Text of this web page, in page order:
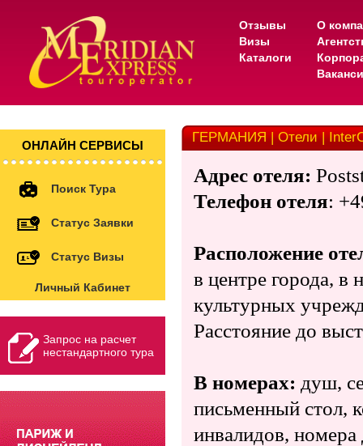
Отзывы
Визы
Каталоги
О
ОНЛАЙН СЕРВИСЫ
Поиск Тура
Статус Заявки
Статус Визы
Личный Кабинет
Запрос на расчет
нестандартного тура
ГЕРМАНИЯ | Отели |
Адрес отеля:
Телефон отеля:
Расположение
в центре города, в
культурных
Расстояние до
В номерах: душ,
письменный стол,
инвалидов,